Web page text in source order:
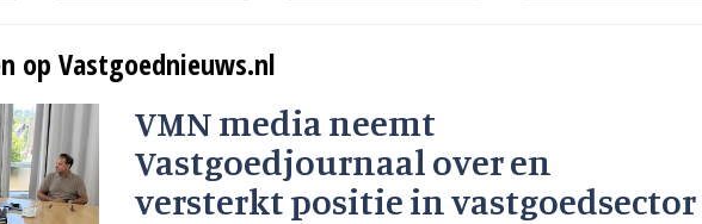
op Vastgoednieuws.nl
VMN media neemt
Vastgoedjournaal over en
versterkt positie in vastgoedsector